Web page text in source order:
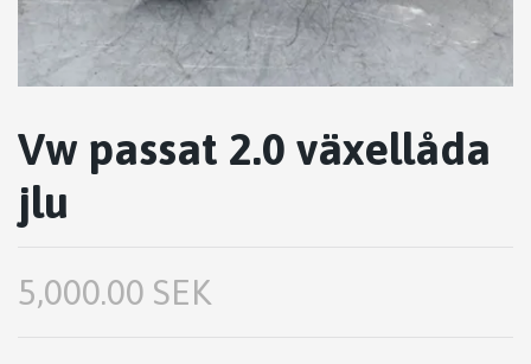
Vw passat 2.0 växellåda
jlu
5,000.00 SEK